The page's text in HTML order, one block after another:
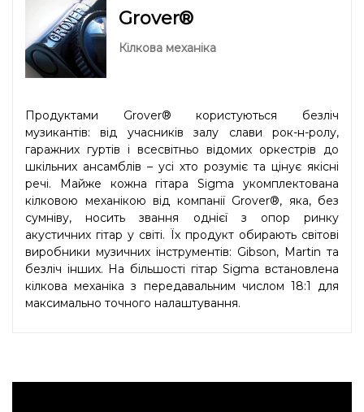
Grover®
Кілкова механіка
Продуктами Grover® користуються безліч
музикантів: від учасників залу слави рок-н-ролу,
гаражних гуртів і всесвітньо відомих оркестрів до
шкільних ансамблів – усі хто розуміє та цінує якісні
речі. Майже кожна гітара Sigma укомплектована
кілковою механікою від компанії Grover®, яка, без
сумніву, носить звання однієї з опор ринку
акустичних гітар у світі. Їх продукт обирають світові
виробники музичних інструментів: Gibson, Martin та
безліч інших. На більшості гітар Sigma встановлена
кілкова механіка з передавальним числом 18:1 для
максимально точного налаштування.